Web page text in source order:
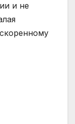
и не